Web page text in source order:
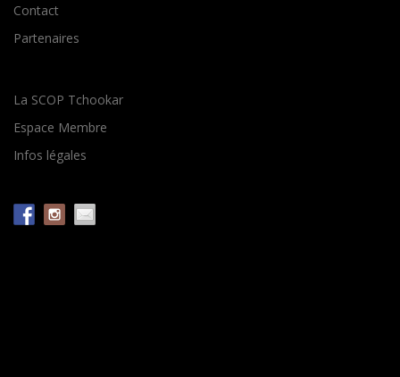
Contact
Partenaires
La SCOP Tchookar
Espace Membre
Infos légales